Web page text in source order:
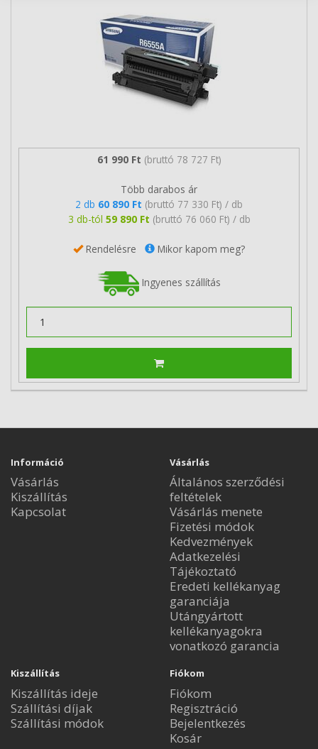
61 990 Ft (bruttó 78 727 Ft)
Több darabos ár
2 db 60 890 Ft (bruttó 77 330 Ft) / db
3 db-tól 59 890 Ft (bruttó 76 060 Ft) / db
Rendelésre Mikor kapom meg?
Ingyenes szállítás
Információ
Vásárlás
Kiszállítás
Kapcsolat
Vásárlás
Általános szerződési
feltételek
Vásárlás menete
Fizetési módok
Kedvezmények
Adatkezelési
Tájékoztató
Eredeti kellékanyag
garanciája
Utángyártott
kellékanyagokra
vonatkozó garancia
Kiszállítás
Kiszállítás ideje
Szállítási díjak
Szállítási módok
Fiókom
Fiókom
Regisztráció
Bejelentkezés
Kosár